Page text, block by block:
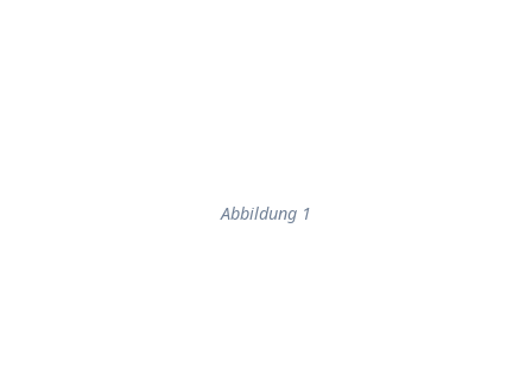
Abbildung 1